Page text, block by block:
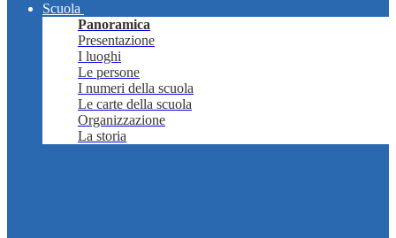
Scuola
Panoramica
Presentazione
I luoghi
Le persone
I numeri della scuola
Le carte della scuola
Organizzazione
La storia